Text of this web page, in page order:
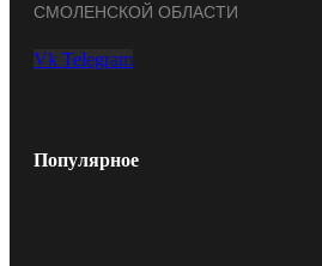
СМОЛЕНСКОЙ ОБЛАСТИ
Vk Telegram
Популярное